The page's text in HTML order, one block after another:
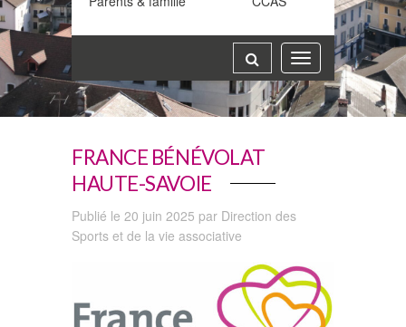
Toggle
navigation
FRANCE BÉNÉVOLAT
HAUTE-SAVOIE
Publié le 20 juin 2025 par Direction des
Sports et de la vie associative